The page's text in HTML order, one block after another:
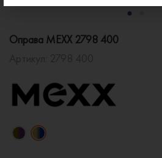
Оправа MEXX 2798 400